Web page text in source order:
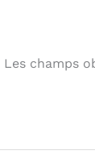
Les champs